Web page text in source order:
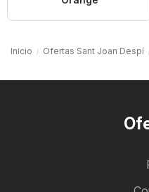
Inicio Ofertas Sant Joan Despí